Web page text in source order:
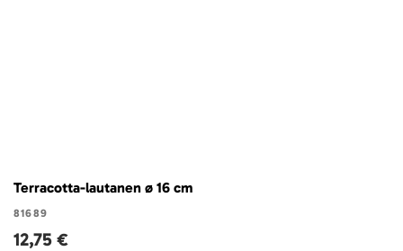
Terracotta-lautanen ø 16 cm
81689
12,75 €